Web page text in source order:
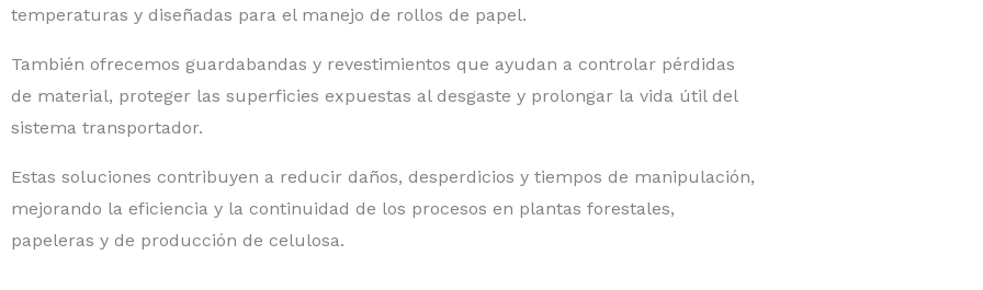
temperaturas y diseñadas para el manejo de rollos de papel.
También ofrecemos guardabandas y revestimientos que ayudan a controlar pérdidas
de material, proteger las superficies expuestas al desgaste y prolongar la vida útil del
sistema transportador.
Estas soluciones contribuyen a reducir daños, desperdicios y tiempos de manipulación,
mejorando la eficiencia y la continuidad de los procesos en plantas forestales,
papeleras y de producción de celulosa.